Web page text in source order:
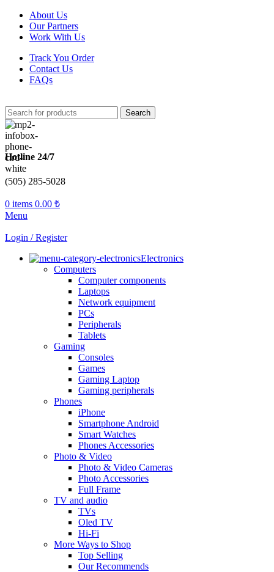
About Us
Our Partners
Work With Us
Track You Order
Contact Us
FAQs
Search
Hotline 24/7
(505) 285-5028
0 items 0.00 ₺
Menu
Login / Register
Electronics
Computers
Computer components
Laptops
Network equipment
PCs
Peripherals
Tablets
Gaming
Consoles
Games
Gaming Laptop
Gaming peripherals
Phones
iPhone
Smartphone Android
Smart Watches
Phones Accessories
Photo & Video
Photo & Video Cameras
Photo Accessories
Full Frame
TV and audio
TVs
Oled TV
Hi-Fi
More Ways to Shop
Top Selling
Our Recommends